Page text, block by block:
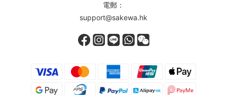
電郵：
support@sakewa.hk